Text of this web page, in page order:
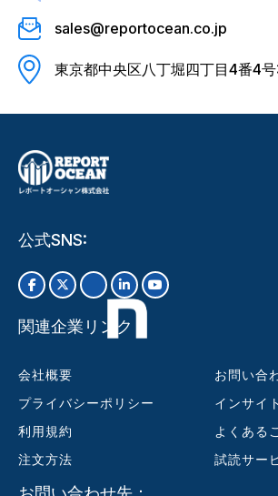
sales@reportocean.co.jp
東京都中央区八丁堀四丁目4番4
公式SNS:
関連企業リンク
会社概要
プライバシーポリシー
利用規約
注文方法
お問い合
インサイ
よくある
試読サー